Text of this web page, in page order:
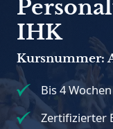
IHK
Kursnummer:
Bis 4
Zertifizierter